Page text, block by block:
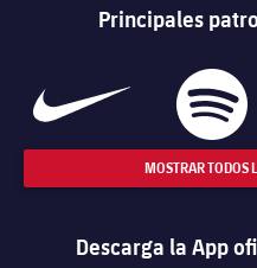
Principales
MOSTRAR TODOS
Descarga la App